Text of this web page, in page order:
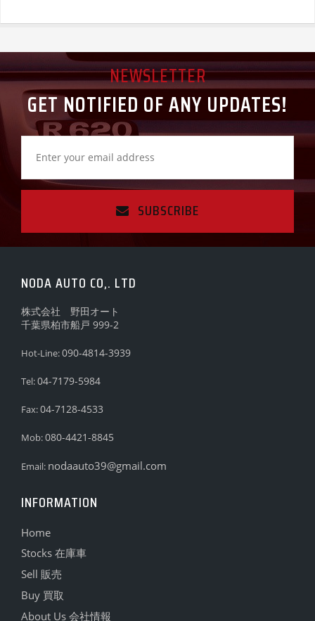
NEWSLETTER
GET NOTIFIED OF ANY UPDATES!
SUBSCRIBE
NODA AUTO CO,. LTD
株式会社 野田オート
千葉県柏市船戸 999-2
Hot-Line:090-4814-3939
Tel:04-7179-5984
Fax:04-7128-4533
Mob:080-4421-8845
Email: nodaauto39@gmail.com
INFORMATION
Home
Stocks 在庫車
Sell 販売
Buy 買取
About Us 会社情報